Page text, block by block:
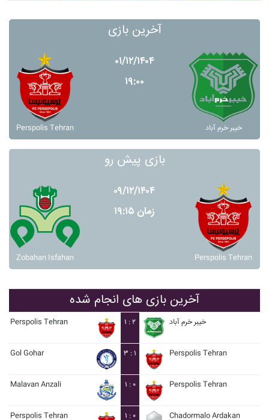
آخرین بازی
Perspolis Tehran
۰۱/۱۲/۱۴۰۴
۱۹:۰۰
خيبر خرم آباد
بازی پیش رو
Zobahan Isfahan
۰۹/۱۲/۱۴۰۴
زمان ۱۹:۱۵
Perspolis Tehran
آخرین بازی های انجام شده
Perspolis Tehran ۱ : ۲ خيبر خرم آباد
Gol Gohar ۳ : ۱ Perspolis Tehran
Malavan Anzali ۱ : ۰ Perspolis Tehran
Perspolis Tehran ۱ : ۰ Chadormalo Ardakan